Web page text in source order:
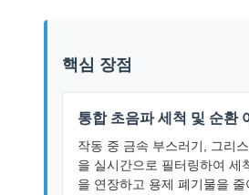
핵심 장점
통합 초음파 세척 및 순환
작동 중 금속 부스러기, 그리
을 실시간으로 필터링하여 세
을 연장하고 용제 폐기물을 줄